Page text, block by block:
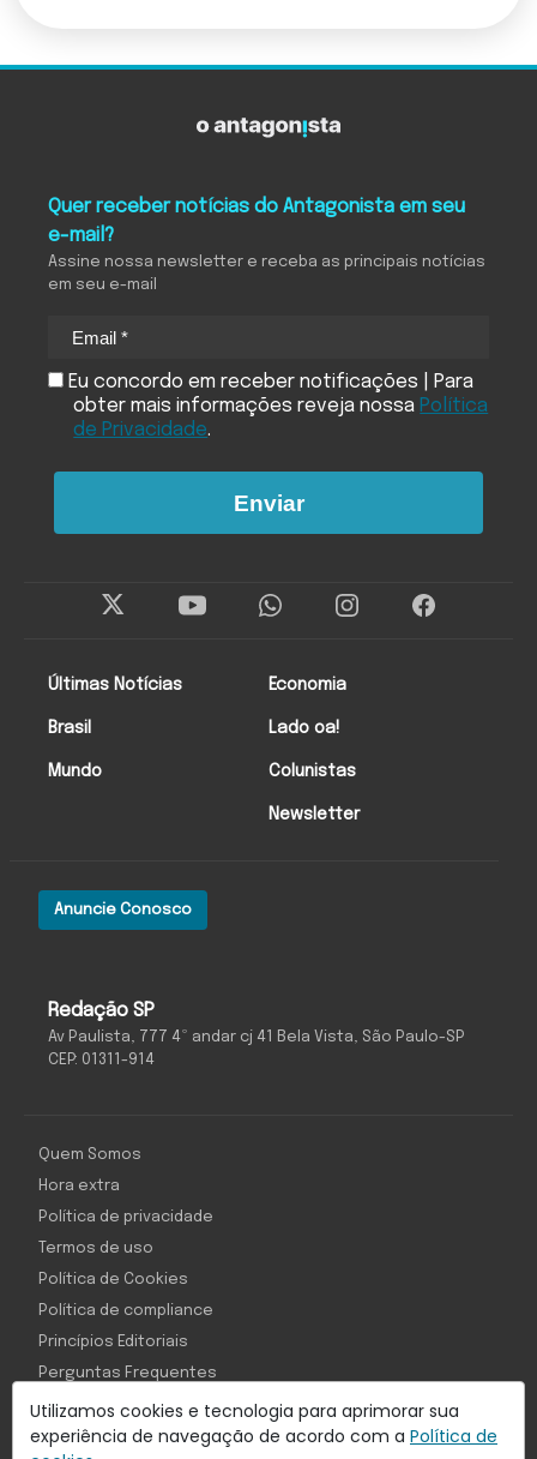
Utilizamos cookies e tecnologia para aprimorar sua
experiência de navegação de acordo com a Política de
Redação SP
Av Paulista, 777 4º andar cj 41 Bela Vista, São Paulo-SP
CEP: 01311-914
Anuncie Conosco
Últimas Notícias
Brasil
Mundo
Economia
Lado oa!
Colunistas
Newsletter
Quer receber notícias do Antagonista em seu
e-mail?
Assine nossa newsletter e receba as principais notícias
em seu e-mail
Eu concordo em receber notificações | Para
obter mais informações reveja nossa Política
de Privacidade.
Enviar
Quem Somos
Hora extra
Política de privacidade
Termos de uso
Política de Cookies
Política de compliance
Princípios Editoriais
Perguntas Frequentes